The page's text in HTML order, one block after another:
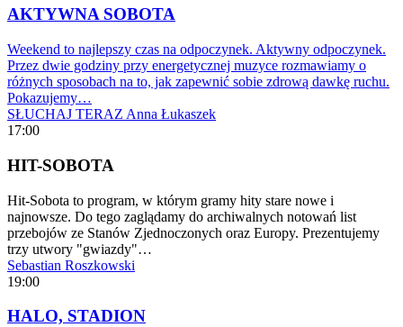
AKTYWNA SOBOTA
Weekend to najlepszy czas na odpoczynek. Aktywny odpoczynek.
Przez dwie godziny przy energetycznej muzyce rozmawiamy o
różnych sposobach na to, jak zapewnić sobie zdrową dawkę ruchu.
Pokazujemy…
SŁUCHAJ TERAZ Anna Łukaszek
17:00
HIT-SOBOTA
Hit-Sobota to program, w którym gramy hity stare nowe i
najnowsze. Do tego zaglądamy do archiwalnych notowań list
przebojów ze Stanów Zjednoczonych oraz Europy. Prezentujemy
trzy utwory "gwiazdy"…
Sebastian Roszkowski
19:00
HALO, STADION